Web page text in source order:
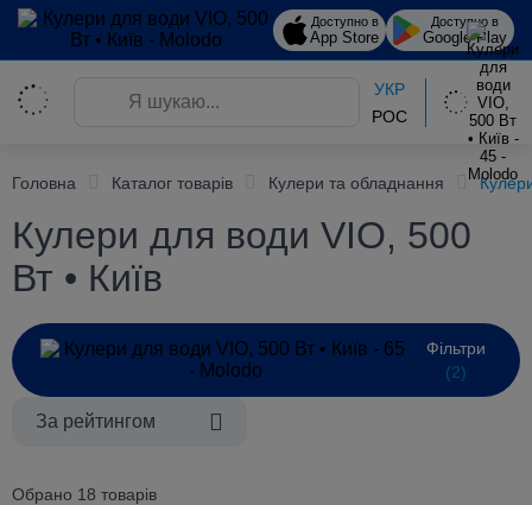
Доступно в
App Store
Доступно в
Google Play
УКР
РОС
Головна Каталог товарів Кулери та обладнання
Кулери для води VIO, 500
Вт • Київ
Фільтри
(2)
За рейтингом
Обрано 18 товарів